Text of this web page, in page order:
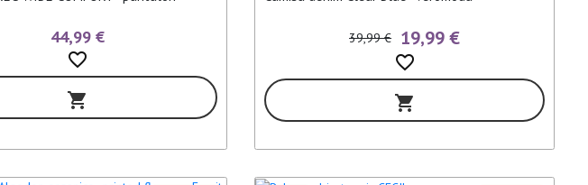
44,99 €
favorite_border
shopping_cart
39,99 € 19,99 €
favorite_border
shopping_cart